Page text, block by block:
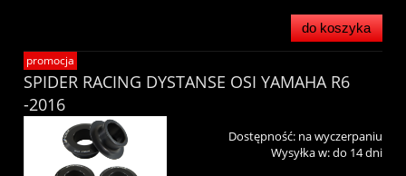
do koszyka
SPIDER RACING DYSTANSE OSI YAMAHA R6
-2016
Dostępność: na wyczerpaniu
Wysyłka w:do 14 dni
promocja